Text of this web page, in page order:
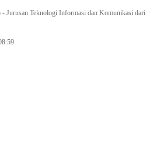
Jurusan Teknologi Informasi dan Komunikasi dari